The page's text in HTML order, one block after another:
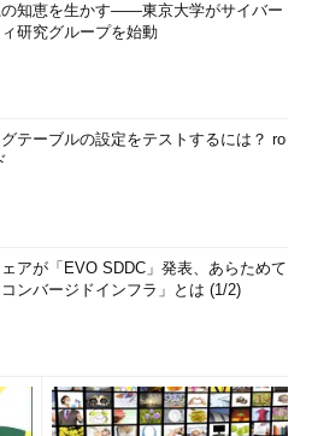
知恵を生かす――東京大学がサイバー
研究グループを始動
テーブルの設定をテストするには？ ro
アが「EVO SDDC」発表、あらためて
コンバージドインフラ」とは (1/2)